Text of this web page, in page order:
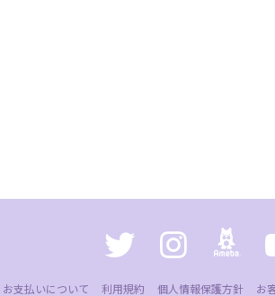
お支払いについて 利用規約 個人情報保護方針 お